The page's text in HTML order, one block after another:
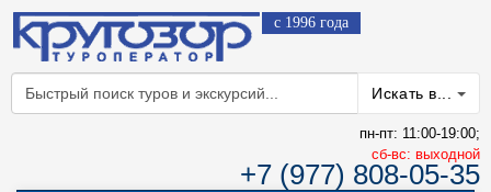
с 1996 года
Искать в...
пн-пт: 11:00-19:00;
cб-вс: выходной
+7 (977) 808-05-35